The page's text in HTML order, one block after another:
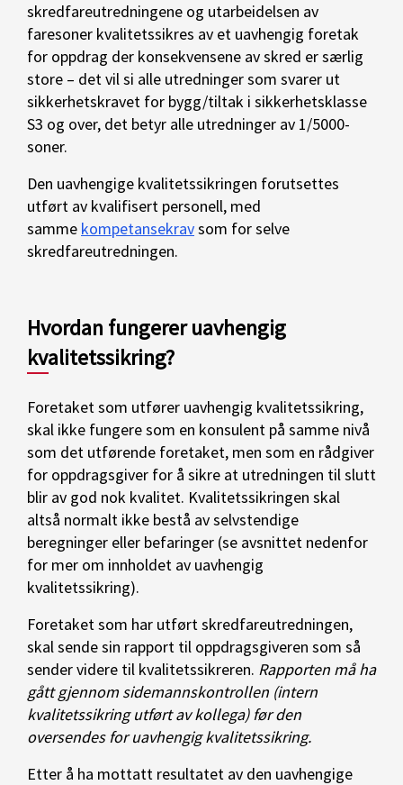
skredfareutredningene og utarbeidelsen av
faresoner kvalitetssikres av et uavhengig foretak
for oppdrag der konsekvensene av skred er særlig
store – det vil si alle utredninger som svarer ut
sikkerhetskravet for bygg/tiltak i sikkerhetsklasse
S3 og over, det betyr alle utredninger av 1/5000-
soner.
Den uavhengige kvalitetssikringen forutsettes
utført av kvalifisert personell, med
samme kompetansekravsom for selve
skredfareutredningen.
Hvordan fungerer uavhengig
kvalitetssikring?
Foretaket som utfører uavhengig kvalitetssikring,
skal ikke fungere som en konsulent på samme nivå
som det utførende foretaket, men som en rådgiver
for oppdragsgiver for å sikre at utredningen til slutt
blir av god nok kvalitet. Kvalitetssikringen skal
altså normalt ikke bestå av selvstendige
beregninger eller befaringer (se avsnittet nedenfor
for mer om innholdet av uavhengig
kvalitetssikring).
Foretaket som har utført skredfareutredningen,
skal sende sin rapport til oppdragsgiveren som så
sender videre til kvalitetssikreren. Rapporten må ha
gått gjennom sidemannskontrollen (intern
kvalitetssikring utført av kollega) før den
oversendes for uavhengig kvalitetssikring.
Etter å ha mottatt resultatet av den uavhengige